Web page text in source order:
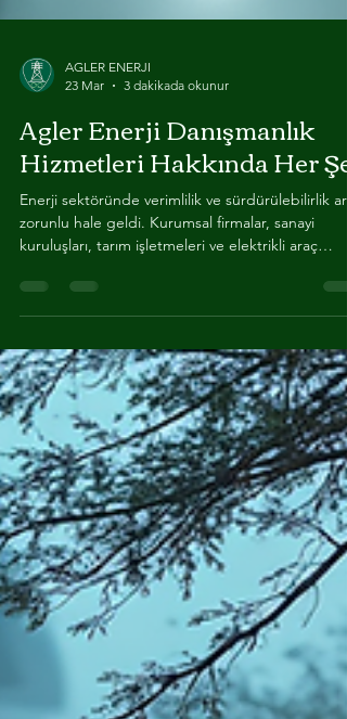
AGLER ENERJI
23 Mar
3 dakikada okunur
Agler Enerji Danışmanlık
Hizmetleri Hakkında Her Şey
Enerji sektöründe verimlilik ve sürdürülebilirlik
kuruluşları, tarım işletmeleri ve elektrikli araç
sahipleri için enerji yönetimi kritik bir konu. Bu
devreye giriyor. Agler Enerji, bu alanda sunduğu
kapsamlı çözümlerle fark yaratıyor. Enerji
Danışmanlık Hizmetleri Nedir? Enerji danışmanlık
hizmetleri, enerji kullanımını analiz etmek, tasarruf
yöntemleri geliştirmek ve sürdü